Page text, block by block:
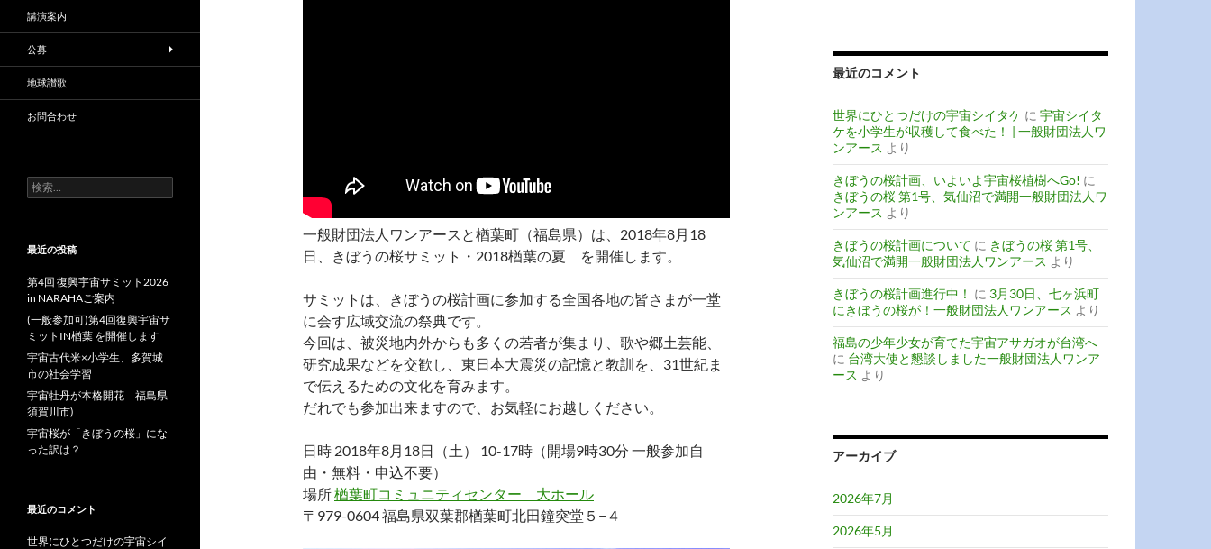
一般財団法人ワンアースと楢葉町（福島県）は、2018年8月18
日、きぼうの桜サミット・2018楢葉の夏 を開催します。
サミットは、きぼうの桜計画に参加する全国各地の皆さまが一堂
に会す広域交流の祭典です。
今回は、被災地内外からも多くの若者が集まり、歌や郷土芸能、
研究成果などを交歓し、東日本大震災の記憶と教訓を、31世紀ま
で伝えるための文化を育みます。
だれでも参加出来ますので、お気軽にお越しください。
日時 2018年8月18日（土） 10-17時（開場9時30分 一般参加自
由・無料・申込不要）
場所楢葉町コミュニティセンター 大ホール
〒979-0604 福島県双葉郡楢葉町北田鐘突堂５−４
最近のコメント
世界にひとつだけの宇宙シイタケ に 宇宙シイタ
ケを小学生が収穫して食べた！ | 一般財団法人ワ
ンアース より
きぼうの桜計画、いよいよ宇宙桜植樹へGo! に
きぼうの桜 第1号、気仙沼で満開一般財団法人ワ
ンアース より
きぼうの桜計画について に きぼうの桜 第1号、
気仙沼で満開一般財団法人ワンアース より
きぼうの桜計画進行中！ に 3月30日、七ヶ浜町
にきぼうの桜が！一般財団法人ワンアース より
福島の少年少女が育てた宇宙アサガオが台湾へ
に 台湾大使と懇談しました一般財団法人ワンア
ース より
アーカイブ
2026年7月
2026年5月
講演案内
公募
地球讃歌
お問合わせ
検
索:
最近の投稿
第4回 復興宇宙サミット2026
in NARAHAご案内
(一般参加可)第4回復興宇宙サ
ミットIN楢葉 を開催します
宇宙古代米×小学生、多賀城
市の社会学習
宇宙牡丹が本格開花 福島県
須賀川市)
宇宙桜が「きぼうの桜」にな
った訳は？
最近のコメント
世界にひとつだけの宇宙シイ